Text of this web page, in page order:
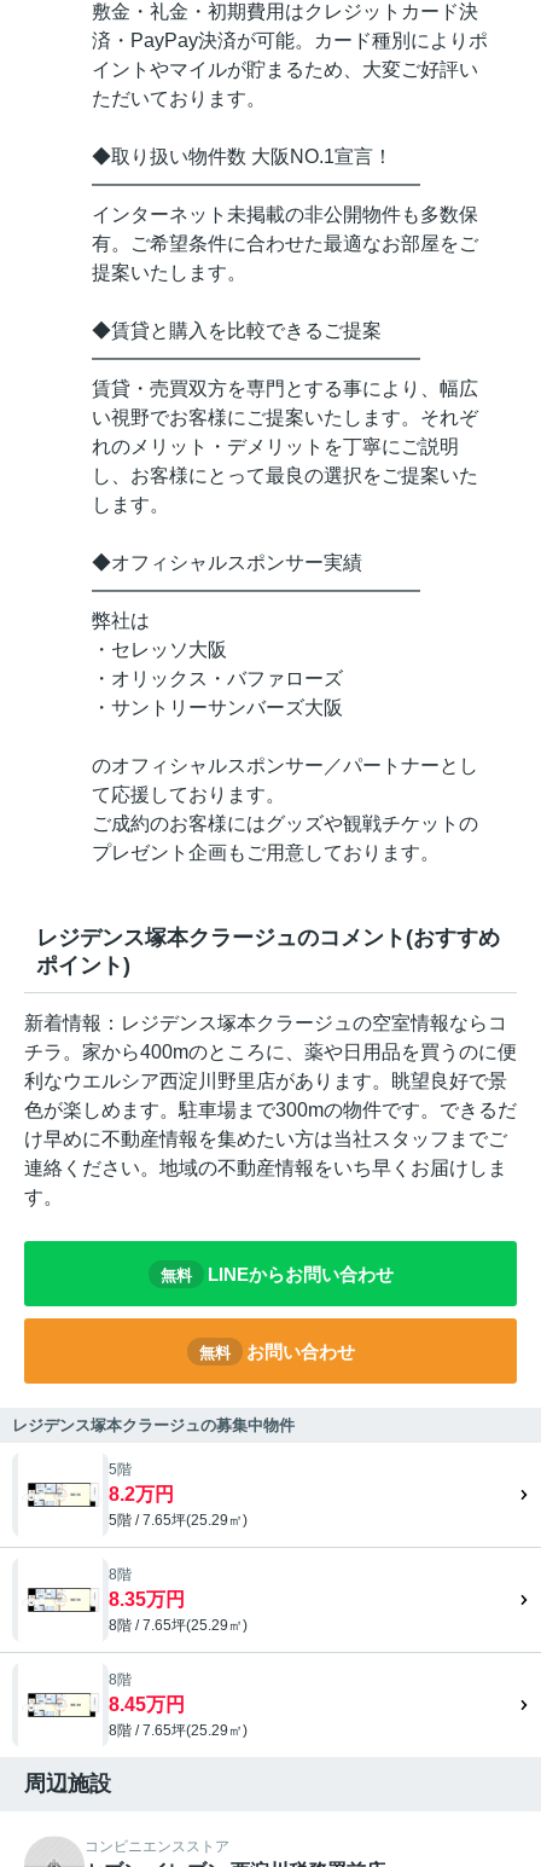
敷金・礼金・初期費用はクレジットカード決
済・PayPay決済が可能。カード種別によりポ
イントやマイルが貯まるため、大変ご好評い
ただいております。
◆取り扱い物件数 大阪NO.1宣言！
━━━━━━━━━━━━━━━━━
インターネット未掲載の非公開物件も多数保
有。ご希望条件に合わせた最適なお部屋をご
提案いたします。
◆賃貸と購入を比較できるご提案
━━━━━━━━━━━━━━━━━
賃貸・売買双方を専門とする事により、幅広
い視野でお客様にご提案いたします。それぞ
れのメリット・デメリットを丁寧にご説明
し、お客様にとって最良の選択をご提案いた
します。
◆オフィシャルスポンサー実績
━━━━━━━━━━━━━━━━━
弊社は
・セレッソ大阪
・オリックス・バファローズ
・サントリーサンバーズ大阪
のオフィシャルスポンサー／パートナーとし
て応援しております。
ご成約のお客様にはグッズや観戦チケットの
プレゼント企画もご用意しております。
レジデンス塚本クラージュのコメント(おすすめ
ポイント)
新着情報：レジデンス塚本クラージュの空室情報ならコ
チラ。家から400mのところに、薬や日用品を買うのに便
利なウエルシア西淀川野里店があります。眺望良好で景
色が楽しめます。駐車場まで300mの物件です。できるだ
け早めに不動産情報を集めたい方は当社スタッフまでご
連絡ください。地域の不動産情報をいち早くお届けしま
す。
無料 LINEからお問い合わせ
無料 お問い合わせ
レジデンス塚本クラージュの募集中物件
5階
8.2万円
5階 / 7.65坪(25.29㎡)
8階
8.35万円
8階 / 7.65坪(25.29㎡)
8階
8.45万円
8階 / 7.65坪(25.29㎡)
周辺施設
コンビニエンスストア